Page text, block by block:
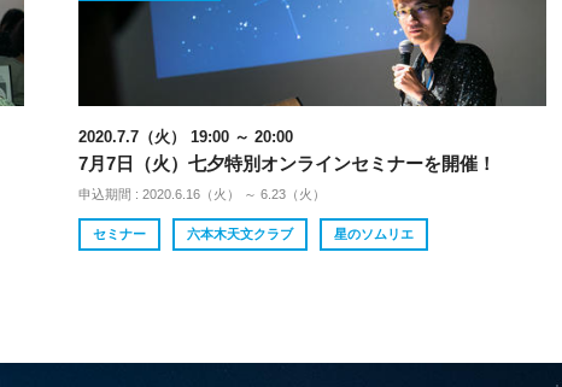
2020.7.7（火） 19:00 ～ 20:00
7月7日（火）七夕特別オンラインセミナーを開催！
申込期間 : 2020.6.16（火） ～ 6.23（火）
セミナー 六本木天文クラブ 星のソムリエ